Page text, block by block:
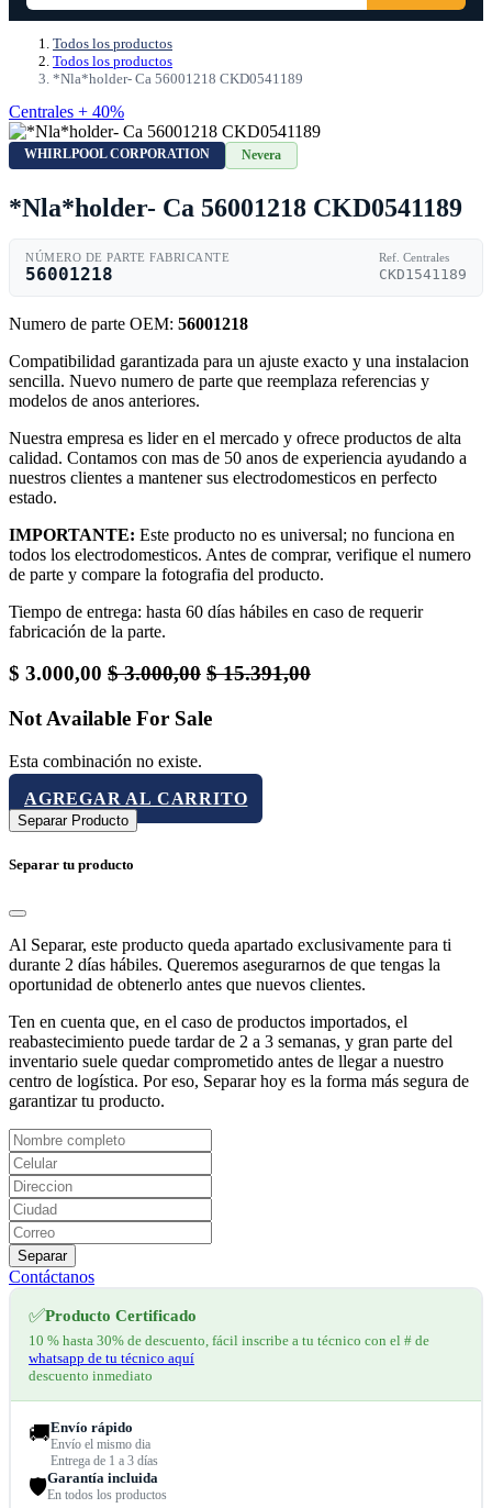
Todos los productos
Todos los productos
*Nla*holder- Ca 56001218 CKD0541189
Centrales + 40%
WHIRLPOOL CORPORATION Nevera
*Nla*holder- Ca 56001218 CKD0541189
NÚMERO DE PARTE FABRICANTE
56001218
Ref. Centrales
CKD1541189
Numero de parte OEM: 56001218
Compatibilidad garantizada para un ajuste exacto y una instalacion
sencilla. Nuevo numero de parte que reemplaza referencias y
modelos de anos anteriores.
Nuestra empresa es lider en el mercado y ofrece productos de alta
calidad. Contamos con mas de 50 anos de experiencia ayudando a
nuestros clientes a mantener sus electrodomesticos en perfecto
estado.
IMPORTANTE: Este producto no es universal; no funciona en
todos los electrodomesticos. Antes de comprar, verifique el numero
de parte y compare la fotografia del producto.
Tiempo de entrega: hasta 60 días hábiles en caso de requerir
fabricación de la parte.
$ 3.000,00 $3.000,00 $15.391,00
Not Available For Sale
Esta combinación no existe.
AGREGAR AL CARRITO
Separar Producto
Separar tu producto
Al Separar, este producto queda apartado exclusivamente para ti
durante 2 días hábiles. Queremos asegurarnos de que tengas la
oportunidad de obtenerlo antes que nuevos clientes.
Ten en cuenta que, en el caso de productos importados, el
reabastecimiento puede tardar de 2 a 3 semanas, y gran parte del
inventario suele quedar comprometido antes de llegar a nuestro
centro de logística. Por eso, Separar hoy es la forma más segura de
garantizar tu producto.
Separar
Contáctanos
✅Producto Certificado
10 % hasta 30% de descuento, fácil inscribe a tu técnico con el # de
whatsapp de tu técnico aquí
descuento inmediato
🚚Envío rápido
Envío el mismo dia
Entrega de 1 a 3 días
🛡️Garantía incluida
En todos los productos